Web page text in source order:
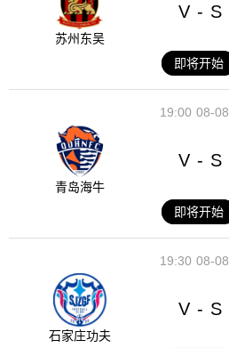
苏州东吴
V - S
即将开始
08-08
19:00
青岛海牛
V - S
即将开始
08-08
19:30
石家庄功夫
V - S